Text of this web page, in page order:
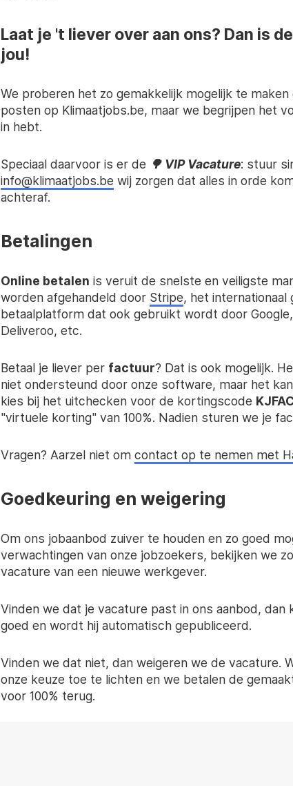
Laat je 't liever over aan ons? Dan is de
jou!
We proberen het zo gemakkelijk mogelijk te
posten op Klimaatjobs.be, maar we begrijpen het
in hebt.
Speciaal daarvoor is er de 🌳 VIP Vacature: stuur
info@klimaatjobs.be wij zorgen dat alles in orde
achteraf.
Betalingen
Online betalen is veruit de snelste en veiligste
worden afgehandeld door Stripe, het internationaal
betaalplatform dat ook gebruikt wordt door
Deliveroo, etc.
Betaal je liever per factuur? Dat is ook mogelijk.
niet ondersteund door onze software, maar het
kies bij het uitchecken voor de kortingscode
"virtuele korting" van 100%. Nadien sturen we je
Vragen? Aarzel niet om contact op te nemen met
Goedkeuring en weigering
Om ons jobaanbod zuiver te houden en zo goed
verwachtingen van onze jobzoekers, bekijken we
vacature van een nieuwe werkgever.
Vinden we dat je vacature past in ons aanbod, dan
goed en wordt hij automatisch gepubliceerd.
Vinden we dat niet, dan weigeren we de vacature.
onze keuze toe te lichten en we betalen de
voor 100% terug.